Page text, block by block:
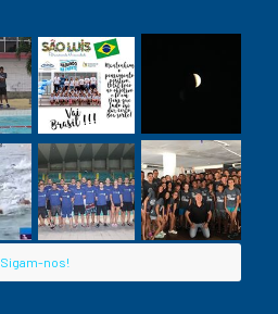
Sigam-nos!